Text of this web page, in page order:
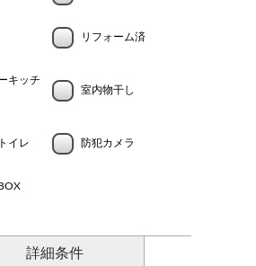
リフォーム済
キッチ
室内物干し
イレ 防犯カメラ